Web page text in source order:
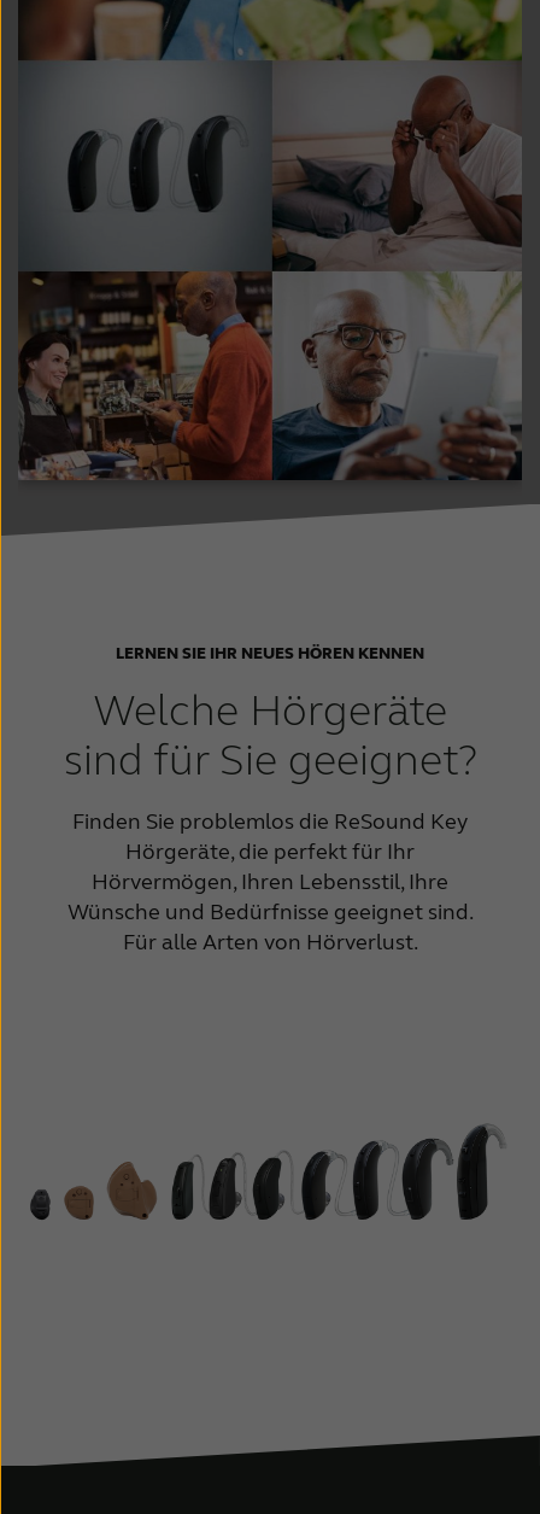
LERNEN SIE IHR NEUES HÖREN KENNEN
Welche Hörgeräte
sind für Sie geeignet?
Finden Sie problemlos die ReSound Key
Hörgeräte, die perfekt für Ihr
Hörvermögen, Ihren Lebensstil, Ihre
Wünsche und Bedürfnisse geeignet sind.
Für alle Arten von Hörverlust.